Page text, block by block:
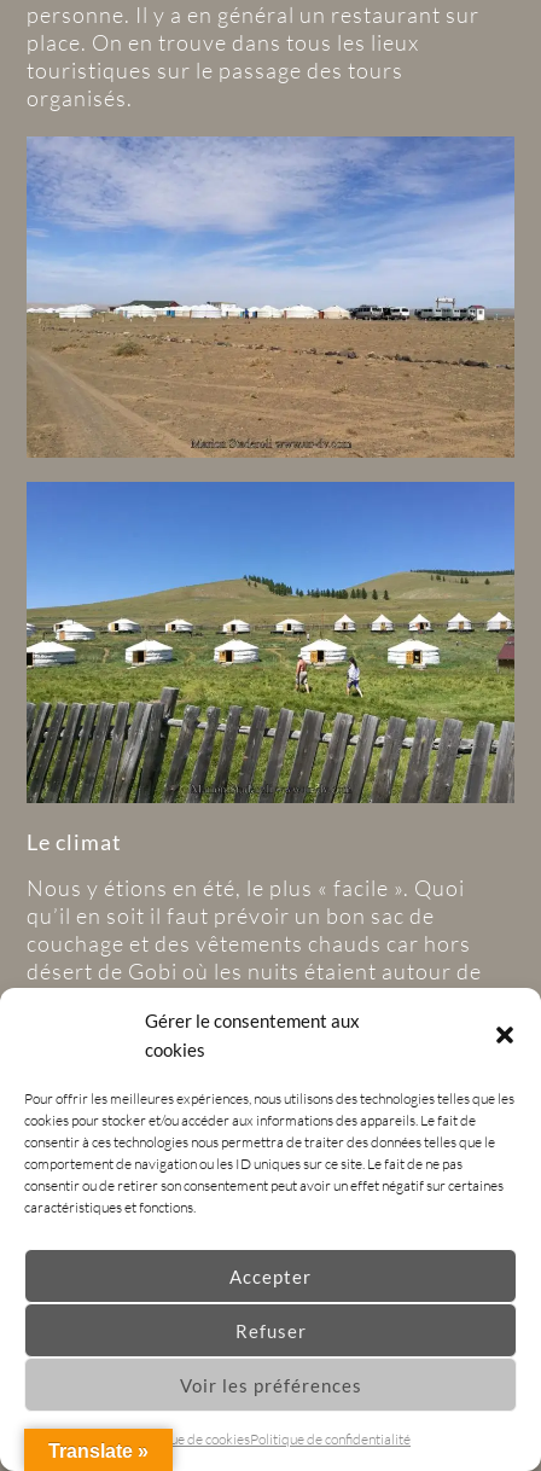
Gérer le consentement aux
cookies
Pour offrir les meilleures expériences, nous utilisons des technologies telles que les
cookies pour stocker et/ou accéder aux informations des appareils. Le fait de
consentir à ces technologies nous permettra de traiter des données telles que le
comportement de navigation ou les ID uniques sur ce site. Le fait de ne pas
consentir ou de retirer son consentement peut avoir un effet négatif sur certaines
caractéristiques et fonctions.
Accepter
Refuser
Voir les préférences
Politique de cookiesPolitique de confidentialité
personne. Il y a en général un restaurant sur
place. On en trouve dans tous les lieux
touristiques sur le passage des tours
organisés.
Le climat
Nous y étions en été, le plus « facile ». Quoi
qu’il en soit il faut prévoir un bon sac de
couchage et des vêtements chauds car hors
désert de Gobi où les nuits étaient autour de
plus de soleil. Nous avions entre 5 et 10° dans
la tente la nuit.
presque nous avions à la fois du soleil (brûlant,
la plupart du pays est en altitude) du vent fort
et des averses. En fait il fait beau et tout d’un
coup c’est la tempête ! En hauteur il peut y
avoir de la neige. En gros, un climat de
montagne.
Nous avons eu plutôt du beau temps, mais
nous avons été embêtés 3 jours vers la fin, où il
a beaucoup plu, on s’est vraiment gelés en
moto, et ça a changé nos plans car nous avons
du opter à contre cœur pour des nuits
supplémentaires en yourtes… impossible de
nous réchauffer sinon…
Translate »